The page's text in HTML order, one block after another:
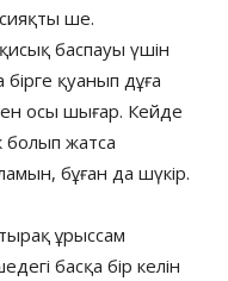
ше.
баспауы үшін
қуанып дұға
осы шығар. Кейде
болып жатса
бұған да шүкір.
ұрыссам
басқа бір келін